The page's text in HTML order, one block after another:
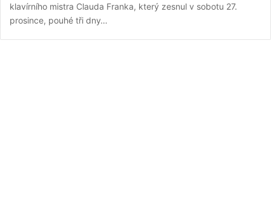
klavírního mistra Clauda Franka, který zesnul v sobotu 27.
prosince, pouhé tři dny…